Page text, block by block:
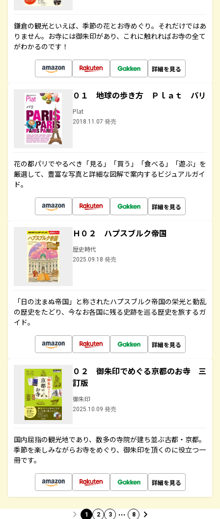
鎌倉の観光といえば、季節の花とお寺めぐり。それだけではあ
りません。お寺には御朱印があり、これに触れればお寺の全て
がわかるのです！
詳細を見る
０１ 地球の歩き方 Ｐｌａｔ パリ
Plat
2018.11.07 発売
花の都パリでやるべき「見る」「買う」「食べる」「遊ぶ」を
厳選して、豊富な写真と詳細な図解で案内するビジュアルガイ
ド。
詳細を見る
Ｈ０２ ハプスブルク帝国
歴史時代
2025.09.18 発売
「日の沈まぬ帝国」と称されたハプスブルク帝国の栄光と動乱
の歴史をたどり、今なお各国に残る史跡を巡る歴史を旅するガ
イド。
詳細を見る
０２ 御朱印でめぐる京都のお寺 三
訂版
御朱印
2025.10.09 発売
国内屈指の観光地であり、数多の寺院が建ち並ぶ古都・京都。
季節を楽しみながらお寺をめぐり、御朱印を頂くのに役立つ一
冊です。
詳細を見る
1 2 3 … 8